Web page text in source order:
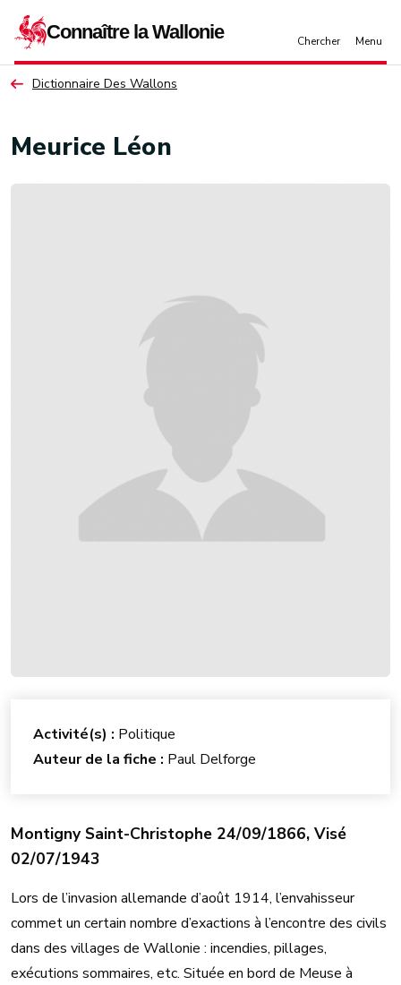
Dictionnaire Des Wallons
Meurice Léon
Montigny Saint-Christophe 24/09/1866, Visé
02/07/1943
Lors de l’invasion allemande d’août 1914, l’envahisseur
commet un certain nombre d’exactions à l’encontre des civils
dans des villages de Wallonie : incendies, pillages,
exécutions sommaires, etc. Située en bord de Meuse à
Activité(s) : Politique
Auteur de la fiche : Paul Delforge